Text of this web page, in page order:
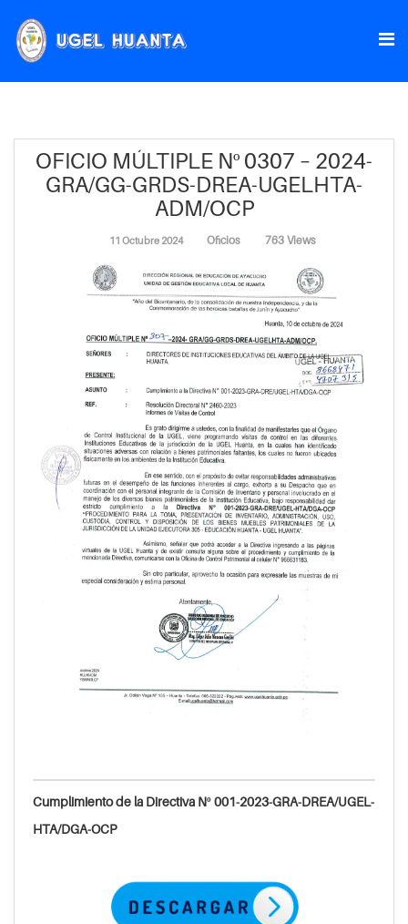
OFICIO MÚLTIPLE Nº 0307 – 2024-
GRA/GG-GRDS-DREA-UGELHTA-
ADM/OCP
11 Octubre 2024 Oficios 763 Views
Cumplimiento de la Directiva Nº 001-2023-GRA-DREA/UGEL-
HTA/DGA-OCP